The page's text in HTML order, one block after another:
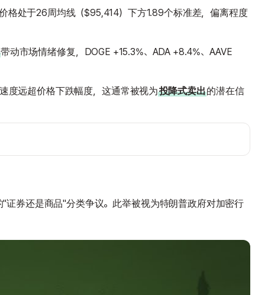
格处于26周均线（$95,414）下方1.89个标准差，偏离程度
带动市场情绪修复，DOGE +15.3%、ADA +8.4%、AAVE
度远超价格下跌幅度，这通常被视为投降式卖出的潜在信
券还是商品"分类争议。此举被视为特朗普政府对加密行